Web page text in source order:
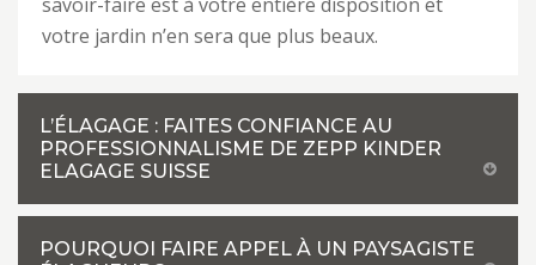
votre jardin n’en sera que plus beaux.
L’ÉLAGAGE : FAITES CONFIANCE AU
PROFESSIONNALISME DE ZEPP KINDER
ELAGAGE SUISSE
POURQUOI FAIRE APPEL À UN PAYSAGISTE